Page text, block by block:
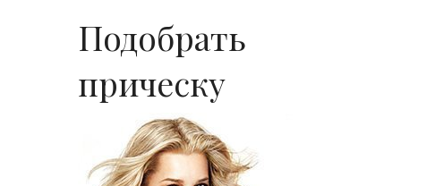
Подобрать
прическу